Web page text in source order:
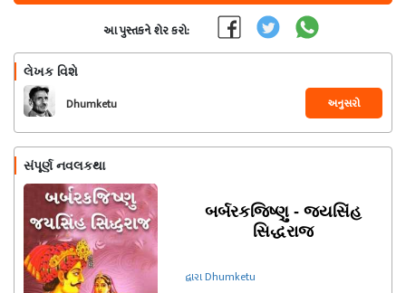
આ પુસ્તકને શેર કરો:
લેખક વિશે
Dhumketu અનુસરો
સંપૂર્ણ નવલકથા
બર્બરકજિષ્ણુ - જયસિંહ
સિદ્ધરાજ
દ્વારા Dhumketu